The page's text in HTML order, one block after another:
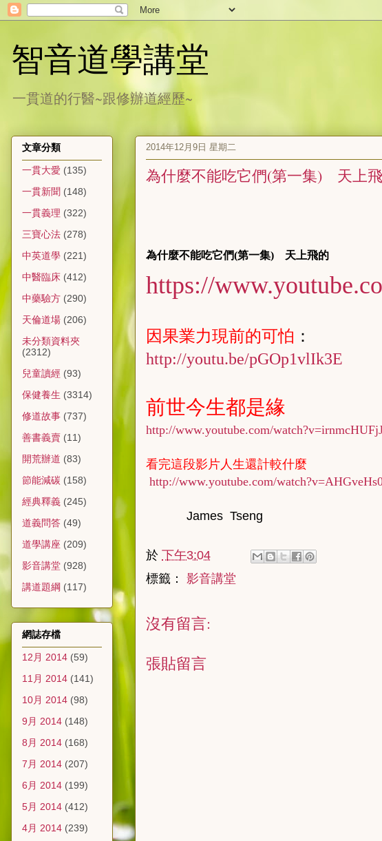
智音道學講堂
一貫道的行醫~跟修辦道經歷~
2014年12月9日 星期二
為什麼不能吃它們(第一集) 天上
為什麼不能吃它們(第一集) 天上飛的
https://
因果業力現前的可怕 ：
http://youtu.be/pGOp1vlIk3E
前世今生都是緣
http://www.youtube.com/
看完這段影片人生還計較什麼
http://www.youtube.com/
James Tseng
於 下午3:04
標籤： 影音講堂
沒有留言:
張貼留言
文章分類
一貫大愛 (135)
一貫新聞 (148)
一貫義理 (322)
三寶心法 (278)
中英道學 (221)
中醫臨床 (412)
中藥驗方 (290)
天倫道場 (206)
未分類資料夾
(2312)
兒童讀經 (93)
保健養生 (3314)
修道故事 (737)
善書義賣 (11)
開荒辦道 (83)
節能減碳 (158)
經典釋義 (245)
道義問答 (49)
道學講座 (209)
影音講堂 (928)
講道題綱 (117)
網誌存檔
12月 2014 (59)
11月 2014 (141)
10月 2014 (98)
9月 2014 (148)
8月 2014 (168)
7月 2014 (207)
6月 2014 (199)
5月 2014 (412)
4月 2014 (239)